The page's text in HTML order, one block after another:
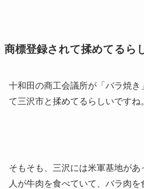
商標登録されて揉めてるら
十和田の商工会議所が「バラ焼き
て三沢市と揉めてるらしいですね。
そもそも、三沢には米軍基地があ
人が牛肉を食べていて、バラ肉を